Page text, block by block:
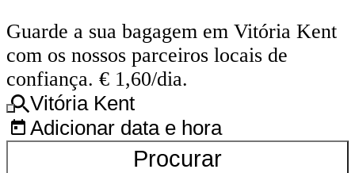
Guarde a sua bagagem em Vitória Kent
com os nossos parceiros locais de
confiança. € 1,60/dia.
Vitória Kent
Adicionar data e hora
Procurar